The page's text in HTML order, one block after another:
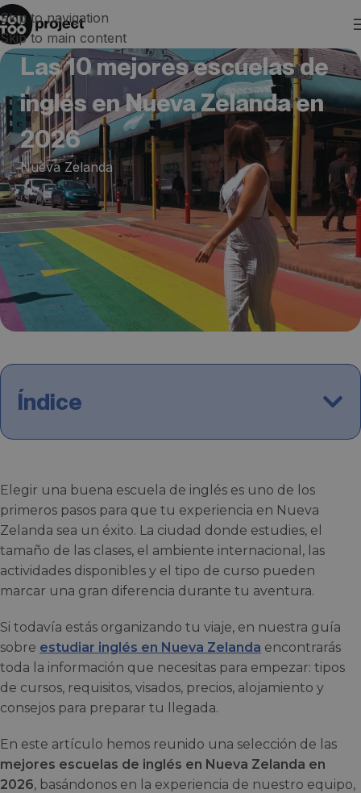
Skip to navigation
Skip to main content
Las 10 mejores escuelas de
inglés en Nueva Zelanda en
2026
Nueva Zelanda
Índice
Elegir una buena escuela de inglés es uno de los
primeros pasos para que tu experiencia en Nueva
Zelanda sea un éxito. La ciudad donde estudies, el
tamaño de las clases, el ambiente internacional, las
actividades disponibles y el tipo de curso pueden
marcar una gran diferencia durante tu aventura.
Si todavía estás organizando tu viaje, en nuestra guía
sobre estudiar inglés en Nueva Zelanda encontrarás
toda la información que necesitas para empezar: tipos
de cursos, requisitos, visados, precios, alojamiento y
consejos para preparar tu llegada.
En este artículo hemos reunido una selección de las
mejores escuelas de inglés en Nueva Zelanda en
2026, basándonos en la experiencia de nuestro equipo,